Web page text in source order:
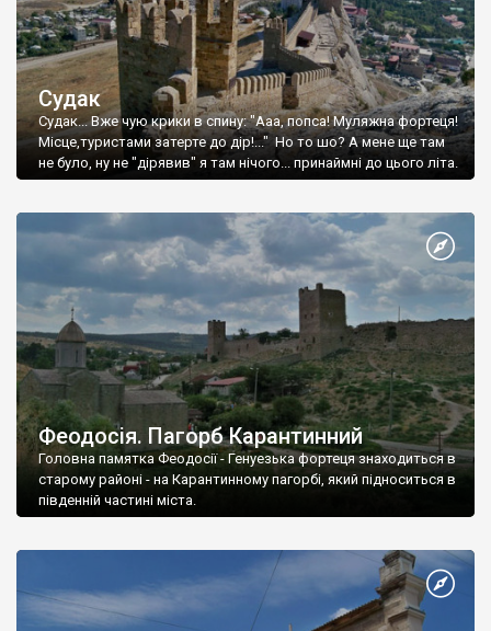
Судак
Судак... Вже чую крики в спину: "Ааа, попса! Муляжна фортеця!
Місце,туристами затерте до дір!..." Но то шо? А мене ще там
не було, ну не "дірявив" я там нічого... принаймні до цього літа.
Феодосія. Пагорб Карантинний
Головна памятка Феодосії - Генуезька фортеця знаходиться в
старому районі - на Карантинному пагорбі, який підноситься в
південній частині міста.